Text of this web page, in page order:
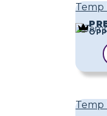
Temp
Temp